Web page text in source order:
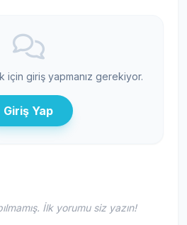
için giriş yapmanız gerekiyor.
Giriş Yap
İlk yorumu siz yazın!